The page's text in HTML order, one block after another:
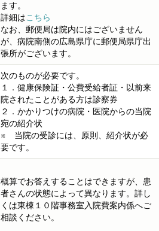
ます。
詳細はこちら
なお、郵便局は院内にはございません
が、病院南側の広島県庁に郵便局県庁出
張所がございます。
次のものが必要です。
１．健康保険証・公費受給者証・以前来
院されたことがある方は診察券
２．かかりつけの病院・医院からの当院
宛の紹介状
※ 当院の受診には、原則、紹介状が必
要です。
概算でお答えすることはできますが、患
者さんの状態によって異なります。詳し
くは東棟１０階事務室入院費案内係へご
相談ください。